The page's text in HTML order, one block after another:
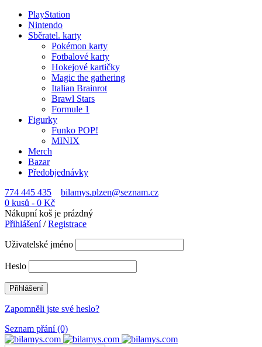
PlayStation
Nintendo
Sběratel. karty
Pokémon karty
Fotbalové karty
Hokejové kartičky
Magic the gathering
Italian Brainrot
Brawl Stars
Formule 1
Figurky
Funko POP!
MINIX
Merch
Bazar
Předobjednávky
774 445 435
bilamys.plzen@seznam.cz
0 kusů - 0 Kč
Nákupní koš je prázdný
Přihlášení/Registrace
Uživatelské jméno
Heslo
Zapomněli jste své heslo?
Seznam přání (0)